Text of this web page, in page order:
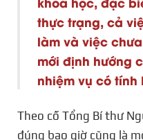
thực trạng, cả
làm và việc
mới định hướng
nhiệm vụ có tính
Theo cố Tổng Bí thư
đúng bao giờ cũng là